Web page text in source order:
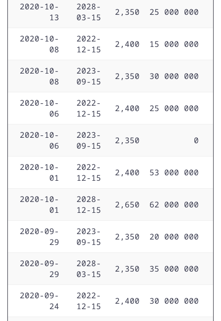
2020-10-
13
2028-
03-15
2,350 25 000 000
2020-10-
08
2022-
12-15
2,400 15 000 000
2020-10-
08
2023-
09-15
2,350 30 000 000
2020-10-
06
2022-
12-15
2,400 25 000 000
2020-10-
06
2023-
09-15
2,350 0
2020-10-
01
2022-
12-15
2,400 53 000 000
2020-10-
01
2028-
12-15
2,650 62 000 000
2020-09-
29
2023-
09-15
2,350 20 000 000
2020-09-
29
2028-
03-15
2,350 35 000 000
2020-09-
24
2022-
12-15
2,400 30 000 000